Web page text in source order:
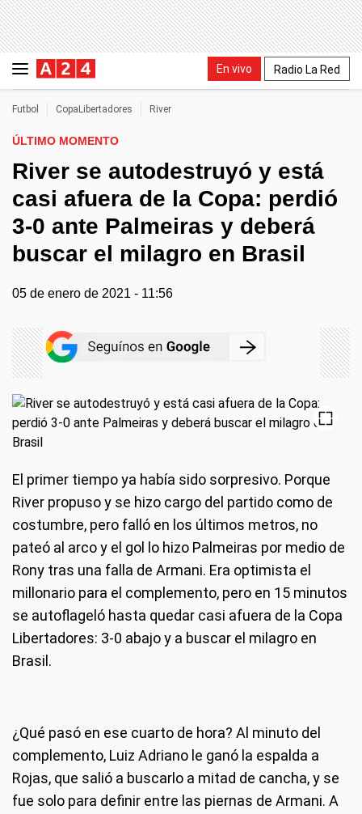
En vivo Radio La Red
Futbol CopaLibertadores River
ÚLTIMO MOMENTO
River se autodestruyó y está
casi afuera de la Copa: perdió
3-0 ante Palmeiras y deberá
buscar el milagro en Brasil
05 de enero de 2021 - 11:56
El primer tiempo ya había sido sorpresivo. Porque
River propuso y se hizo cargo del partido como de
costumbre, pero falló en los últimos metros, no
pateó al arco y el gol lo hizo Palmeiras por medio de
Rony tras una falla de Armani. Era optimista el
millonario para el complemento, pero en 15 minutos
se autoflageló hasta quedar casi afuera de la Copa
Libertadores: 3-0 abajo y a buscar el milagro en
Brasil.
¿Qué pasó en ese cuarto de hora? Al minuto del
complemento, Luiz Adriano le ganó la espalda a
Rojas, que salió a buscarlo a mitad de cancha, y se
fue solo para definir entre las piernas de Armani. A